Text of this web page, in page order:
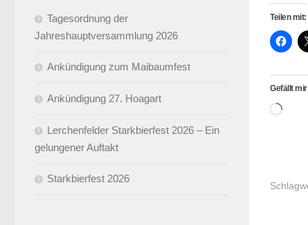
Teilen mit:
Gefällt
Wird
Tagesordnung der
Jahreshauptversammlung 2026
Ankündigung zum Maibaumfest
Ankündigung 27. Hoagart
Lerchenfelder Starkbierfest 2026 – Ein
gelungener Auftakt
Starkbierfest 2026